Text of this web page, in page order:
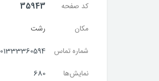
کد صفحه
35943
مکان
رشت
شماره تماس
01333360594
نمایش‌ها
680